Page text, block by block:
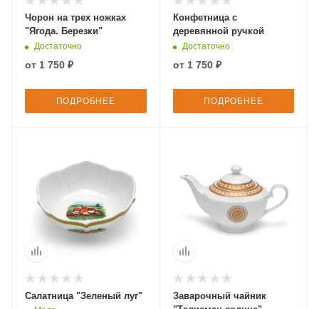
Чорон на трех ножках
"Ягода. Березки"
Достаточно
от 1 750 ₽
ПОДРОБНЕЕ
Конфетница с
деревянной ручкой
Достаточно
от 1 750 ₽
ПОДРОБНЕЕ
Салатница "Зеленый луг"
Заварочный чайник